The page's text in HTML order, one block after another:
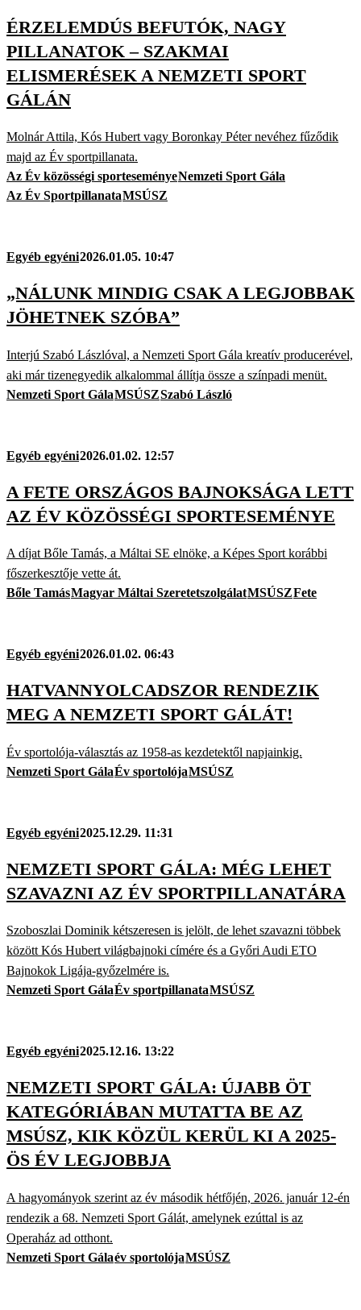
ÉRZELEMDÚS BEFUTÓK, NAGY
PILLANATOK – SZAKMAI
ELISMERÉSEK A NEMZETI SPORT
GÁLÁN
Molnár Attila, Kós Hubert vagy Boronkay Péter nevéhez fűződik
majd az Év sportpillanata.
Az Év közösségi sporteseményeNemzeti Sport Gála
Az Év SportpillanataMSÚSZ
Egyéb egyéni2026.01.05. 10:47
„NÁLUNK MINDIG CSAK A LEGJOBBAK
JÖHETNEK SZÓBA”
Interjú Szabó Lászlóval, a Nemzeti Sport Gála kreatív producerével,
aki már tizenegyedik alkalommal állítja össze a színpadi menüt.
Nemzeti Sport GálaMSÚSZSzabó László
Egyéb egyéni2026.01.02. 12:57
A FETE ORSZÁGOS BAJNOKSÁGA LETT
AZ ÉV KÖZÖSSÉGI SPORTESEMÉNYE
A díjat Bőle Tamás, a Máltai SE elnöke, a Képes Sport korábbi
főszerkesztője vette át.
Bőle TamásMagyar Máltai SzeretetszolgálatMSÚSZFete
Egyéb egyéni2026.01.02. 06:43
HATVANNYOLCADSZOR RENDEZIK
MEG A NEMZETI SPORT GÁLÁT!
Év sportolója-választás az 1958-as kezdetektől napjainkig.
Nemzeti Sport GálaÉv sportolójaMSÚSZ
Egyéb egyéni2025.12.29. 11:31
NEMZETI SPORT GÁLA: MÉG LEHET
SZAVAZNI AZ ÉV SPORTPILLANATÁRA
Szoboszlai Dominik kétszeresen is jelölt, de lehet szavazni többek
között Kós Hubert világbajnoki címére és a Győri Audi ETO
Bajnokok Ligája-győzelmére is.
Nemzeti Sport GálaÉv sportpillanataMSÚSZ
Egyéb egyéni2025.12.16. 13:22
NEMZETI SPORT GÁLA: ÚJABB ÖT
KATEGÓRIÁBAN MUTATTA BE AZ
MSÚSZ, KIK KÖZÜL KERÜL KI A 2025-
ÖS ÉV LEGJOBBJA
A hagyományok szerint az év második hétfőjén, 2026. január 12-én
rendezik a 68. Nemzeti Sport Gálát, amelynek ezúttal is az
Operaház ad otthont.
Nemzeti Sport Gálaév sportolójaMSÚSZ